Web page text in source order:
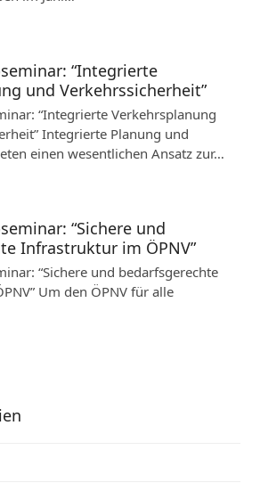
“Integrierte
und Verkehrssicherheit”
“Integrierte Verkehrsplanung
Integrierte Planung und
einen wesentlichen Ansatz zur…
“Sichere und
Infrastruktur im ÖPNV”
“Sichere und bedarfsgerechte
Um den ÖPNV für alle